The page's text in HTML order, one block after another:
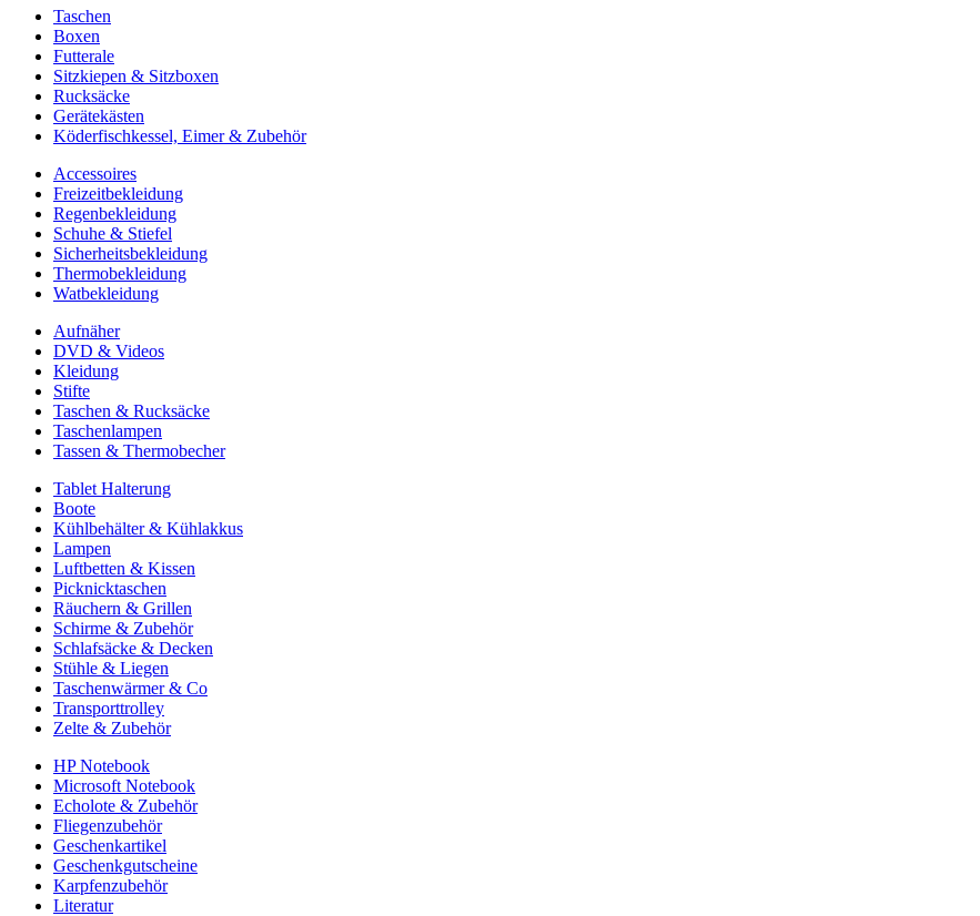
Taschen
Boxen
Futterale
Sitzkiepen & Sitzboxen
Rucksäcke
Gerätekästen
Köderfischkessel, Eimer & Zubehör
Accessoires
Freizeitbekleidung
Regenbekleidung
Schuhe & Stiefel
Sicherheitsbekleidung
Thermobekleidung
Watbekleidung
Aufnäher
DVD & Videos
Kleidung
Stifte
Taschen & Rucksäcke
Taschenlampen
Tassen & Thermobecher
Tablet Halterung
Boote
Kühlbehälter & Kühlakkus
Lampen
Luftbetten & Kissen
Picknicktaschen
Räuchern & Grillen
Schirme & Zubehör
Schlafsäcke & Decken
Stühle & Liegen
Taschenwärmer & Co
Transporttrolley
Zelte & Zubehör
HP Notebook
Microsoft Notebook
Echolote & Zubehör
Fliegenzubehör
Geschenkartikel
Geschenkgutscheine
Karpfenzubehör
Literatur